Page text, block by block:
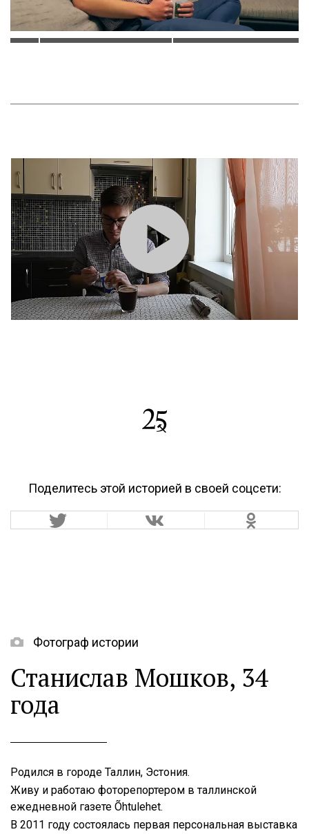
Поделитесь этой историей в своей соцсети:
Фотограф истории
Станислав Мошков, 34
года
Родился в городе Таллин, Эстония.
Живу и работаю фоторепортером в таллинской
ежедневной газете Õhtulehet.
В 2011 году состоялась первая персональная выставка